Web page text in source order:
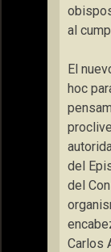
al
El
hoc
del
del
Carlos